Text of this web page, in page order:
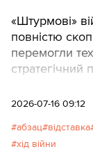
«Штурмові»
повністю
перемогли
стратегічний
має всі
реалістичну
подарунком
2026-07-16 09:12
абзац відставка
хід війни